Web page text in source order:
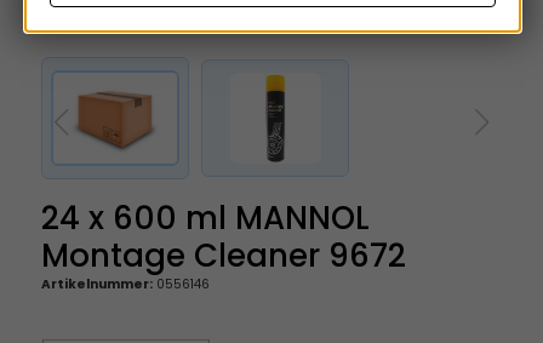
24 x 600 ml MANNOL
Montage Cleaner 9672
Artikelnummer:0556146